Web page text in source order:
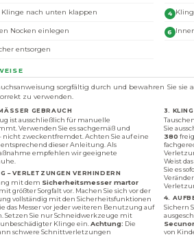
nach unten klappen
Nocken einlegen
entsorgen
sorgfältig durch und bewahren Sie sie
zu verwenden.
GEBRAUCH
ist ausschließlich für manuelle
Verwenden Sie es sachgemäß und
nicht zweckentfremdet. Achten Sie auf eine
dieser Anleitung. Als
empfehlen wir geeignete
– VERLETZUNGEN VERHINDERN
mit dem Sicherheitsmesser martor
größter Sorgfalt vor. Machen Sie sich vor der
vollständig mit den Sicherheitsfunktionen
das Messer vor jeder weiteren Benutzung auf
Setzen Sie nur Schneidwerkzeuge mit
Klinge ein. Achtung: Die
schwere Schnittverletzungen
3.
Sie
380
Weist
Sie es
4.
Sichern
von